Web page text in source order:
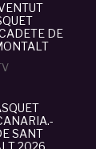
DE
SANT
2026